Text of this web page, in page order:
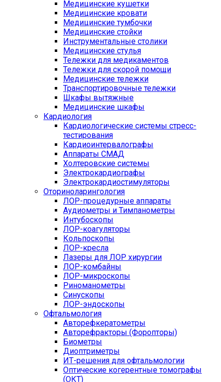
Медицинские кушетки
Медицинские кровати
Медицинские тумбочки
Медицинские стойки
Инструментальные столики
Медицинские стулья
Тележки для медикаментов
Тележки для скорой помощи
Медицинские тележки
Транспортировочные тележки
Шкафы вытяжные
Медицинские шкафы
Кардиология
Кардиологические системы стресс-
тестирования
Кардиоинтервалографы
Аппараты СМАД
Холтеровские системы
Электрокардиографы
Электрокардиостимуляторы
Оториноларингология
ЛОР-процедурные аппараты
Аудиометры и Тимпанометры
Интубоскопы
ЛОР-коагуляторы
Кольпоскопы
ЛОР-кресла
Лазеры для ЛОР хирургии
ЛОР-комбайны
ЛОР-микроскопы
Риноманометры
Синускопы
ЛОР-эндоскопы
Офтальмология
Авторефкератометры
Авторефракторы (Форопторы)
Биометры
Диоптриметры
ИТ-решения для офтальмологии
Оптические когерентные томографы
(ОКТ)